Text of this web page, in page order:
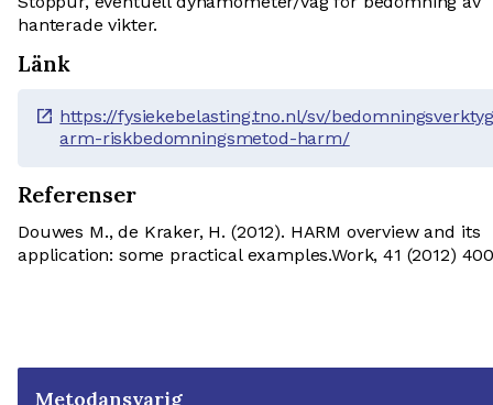
hanterade vikter.
Länk
open_in_new https://fysiekebelasting.tno.nl/sv/
arm-riskbedomningsmetod-harm/
Referenser
Douwes M., de Kraker, H. (2012). HARM overview and its
application: some practical examples.Work, 41 (2012)
Metodansvarig